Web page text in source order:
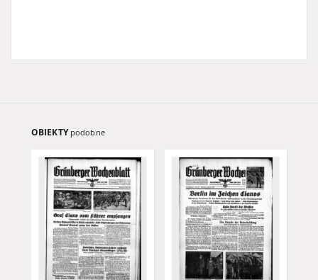
OBIEKTY podobne